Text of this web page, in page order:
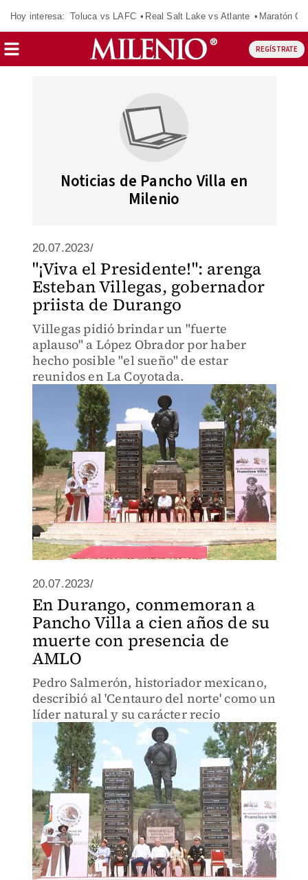
Hoy interesa: Toluca vs LAFC Real Salt Lake vs Atlante Maratón
REGÍSTRATE
Noticias de Pancho Villa en
Milenio
20.07.2023/
"¡Viva el Presidente!": arenga
Esteban Villegas, gobernador
priista de Durango
Villegas pidió brindar un "fuerte
aplauso" a López Obrador por haber
hecho posible "el sueño" de estar
reunidos en La Coyotada.
20.07.2023/
En Durango, conmemoran a
Pancho Villa a cien años de su
muerte con presencia de
AMLO
Pedro Salmerón, historiador mexicano,
describió al 'Centauro del norte' como un
líder natural y su carácter recio